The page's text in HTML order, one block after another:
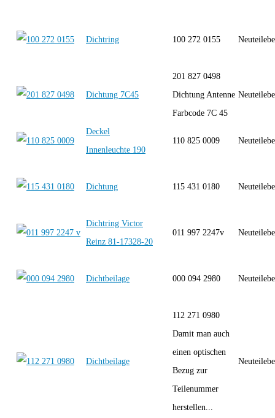
Dichtring 100 272 0155
Dichtung 7C45
201 827 0498
Dichtung Antenne
Farbcode 7C 45
Deckel
Innenleuchte 190
110 825 0009
Dichtung 115 431 0180
Dichtring Victor
Reinz 81-17328-20
011 997 2247v
Dichtbeilage 000 094 2980
Dichtbeilage
112 271 0980
Damit man auch
einen optischen
Bezug zur
Teilenummer
herstellen...